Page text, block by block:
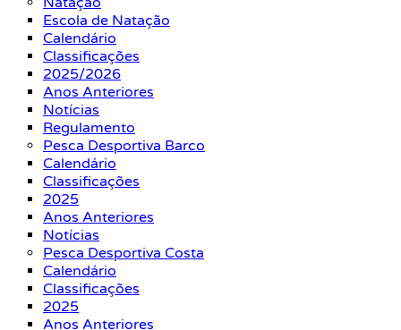
Escola de Natação
Calendário
Classificações
2025/2026
Anos Anteriores
Notícias
Regulamento
Pesca Desportiva Barco
Calendário
Classificações
2025
Anos Anteriores
Notícias
Pesca Desportiva Costa
Calendário
Classificações
2025
Anos Anteriores